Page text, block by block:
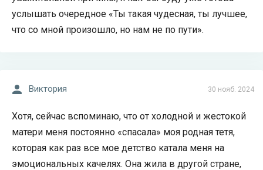
услышать очередное «Ты такая чудесная, ты лучшее,
что со мной произошло, но нам не по пути».
30 нояб. 2024
Виктория
Хотя, сейчас вспоминаю, что от холодной и жестокой
матери меня постоянно «спасала» моя родная тетя,
которая как раз все мое детство катала меня на
эмоциональных качелях. Она жила в другой стране,